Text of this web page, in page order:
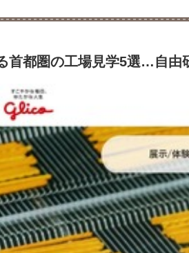
首都圏の工場見学5選…自